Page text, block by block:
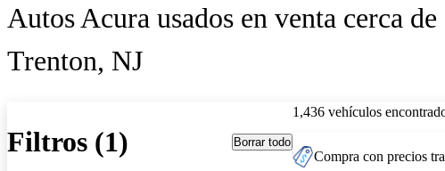
Autos Acura usados en venta cerca de
Trenton, NJ
Filtros (1) Borrar todo
1,436 vehículos
Compra con precios